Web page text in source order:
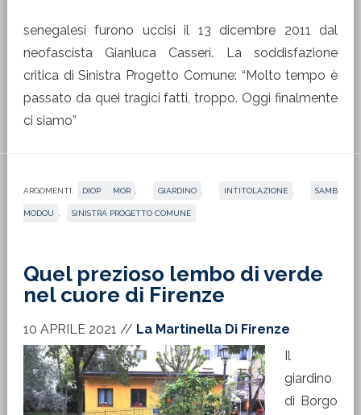
senegalesi furono uccisi il 13 dicembre 2011 dal
neofascista Gianluca Casseri. La soddisfazione
critica di Sinistra Progetto Comune: “Molto tempo è
passato da quei tragici fatti, troppo. Oggi finalmente
ci siamo”
ARGOMENTI: DIOP MOR GIARDINO INTITOLAZIONE SAMB
MODOU SINISTRA PROGETTO COMUNE
Quel prezioso lembo di verde
nel cuore di Firenze
10 APRILE 2021 // La Martinella Di Firenze
Il
giardino
di Borgo